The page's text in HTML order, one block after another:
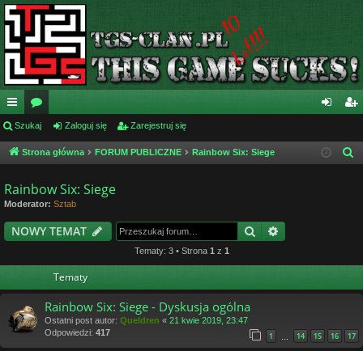
ię
ce
…
or
a og ej
Szukaj Zaloguj się Zarejestruj się
Strona główna FORUM PUBLICZNE Rainbow Six: Siege
Rainbow Six: Siege
Moderator: Sztab
NOWY TEMAT Szukaj
Tematy: 3 • Strona 1 z 1
Tematy
Rainbow Six: Siege - Dyskusja ogólna
Ostatni post autor: Queldren « 21 kwie 2019, 23:47
Odpowiedzi: 417 1 … 14 15 16 17